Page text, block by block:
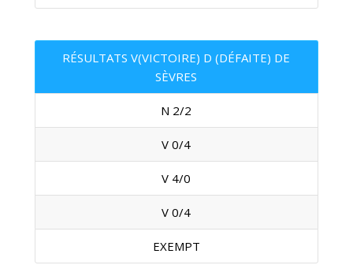
RÉSULTATS V(VICTOIRE) D (DÉFAITE) DE
SÈVRES
N 2/2
V 0/4
V 4/0
V 0/4
EXEMPT